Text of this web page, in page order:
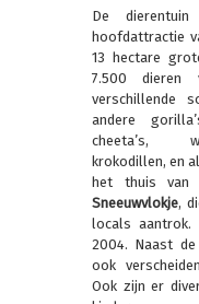
De
hoofdattractie
13 hectare
7.500 dieren
verschillende
andere
cheeta’s,
krokodillen, en
het thuis van
Sneeuwvlokje,
locals aantrok.
2004. Naast
ook
Ook zijn er